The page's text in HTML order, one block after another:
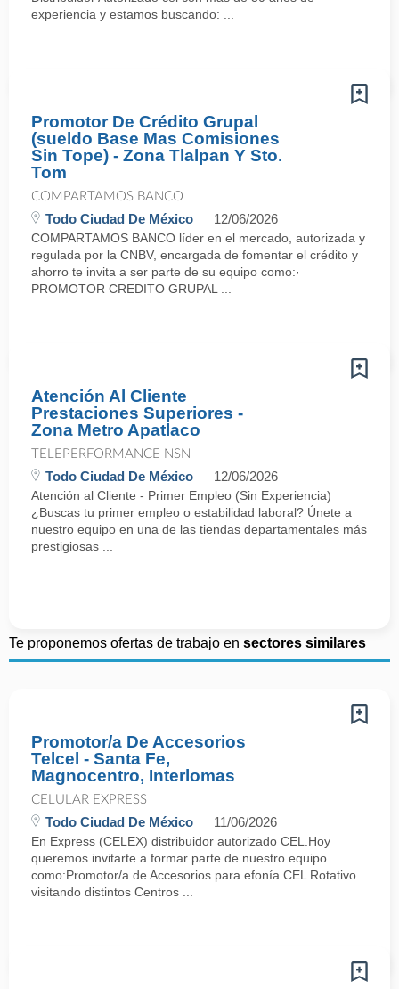
experiencia y estamos buscando: ...
Promotor De Crédito Grupal
(sueldo Base Mas Comisiones
Sin Tope) - Zona Tlalpan Y Sto.
Tom
COMPARTAMOS BANCO
Todo Ciudad De México 12/06/2026
COMPARTAMOS BANCO líder en el mercado, autorizada y
regulada por la CNBV, encargada de fomentar el crédito y
ahorro te invita a ser parte de su equipo como:·
PROMOTOR CREDITO GRUPAL ...
Atención Al Cliente
Prestaciones Superiores -
Zona Metro Apatlaco
TELEPERFORMANCE NSN
Todo Ciudad De México 12/06/2026
Atención al Cliente - Primer Empleo (Sin Experiencia)
¿Buscas tu primer empleo o estabilidad laboral? Únete a
nuestro equipo en una de las tiendas departamentales más
prestigiosas ...
Te proponemos ofertas de trabajo en sectores similares
Promotor/a De Accesorios
Telcel - Santa Fe,
Magnocentro, Interlomas
CELULAR EXPRESS
Todo Ciudad De México 11/06/2026
En Express (CELEX) distribuidor autorizado CEL.Hoy
queremos invitarte a formar parte de nuestro equipo
como:Promotor/a de Accesorios para efonía CEL Rotativo
visitando distintos Centros ...